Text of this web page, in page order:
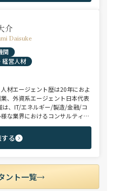
介
Daisuke
関
経営人材
材エージェント歴は20年におよ
、外資系エージェント日本代表
は、IT/エネルギー/製造/金融/コ
な業界におけるコンサルティン
アンス/CxO、等。 近年ご支援
は約2,000万円。長年の実績と
な信頼関係をもとに、独占ポジ
じ、求職者の皆様へ付加価値を
る
ント一覧